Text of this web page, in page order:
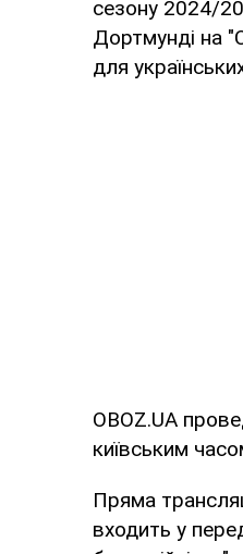
сезону 2024/
Дортмунді на
для
OBOZ.UA
київським
Пряма
входить у